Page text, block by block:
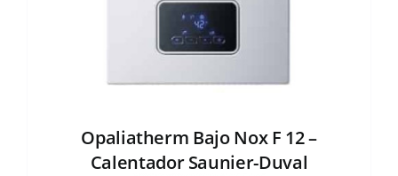
Opaliatherm Bajo Nox F 12 –
Calentador Saunier-Duval